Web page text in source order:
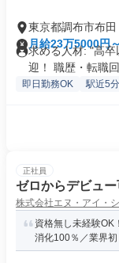
東京都調布市布田
月給23万5000円
求める人材: "高
迎！ 職歴・転職回
即日勤務OK 駅近5
正社員
ゼロからデビュ
株式会社エヌ・アイ・
資格無し未経験OK
消化100％／業界初